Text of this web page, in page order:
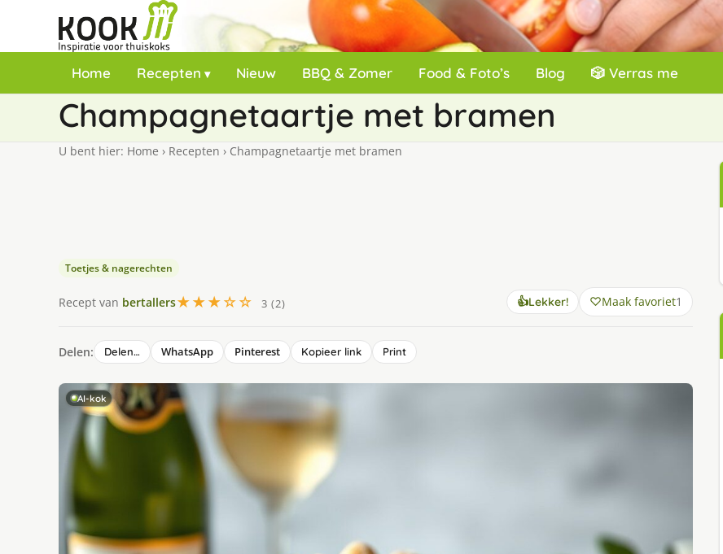
Home Recepten Nieuw BBQ & Zomer Food & Foto’s Blog 🎲 Verras me
Champagnetaartje met bramen
U bent hier: Home › Recepten › Champagnetaartje met bramen
Toetjes & nagerechten
Recept van bertallers★★★☆☆ 3 (2) 👍Lekker! Maak favoriet1
Delen: Delen… WhatsApp Pinterest Kopieer link Print
AI-kok